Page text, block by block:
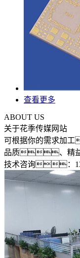
查看更多
ABOUT US
关于花季传媒网站
可根据你的需求加
品质、精
技术咨询：